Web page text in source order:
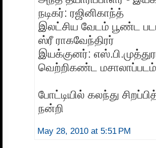
நடிகர்: ரஜினிகாந்த்
இலட்சிய வேடம் பூண்ட
ஸ்ரீ ராகவேந்திரர்
இயக்குனர்:
வெற்றிகண்ட
போட்டியில் கலந்து
நன்றி
May 28, 2010 at 5:51 PM